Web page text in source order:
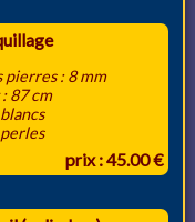
pierres : 8 mm
87 cm
prix : 45.00 €